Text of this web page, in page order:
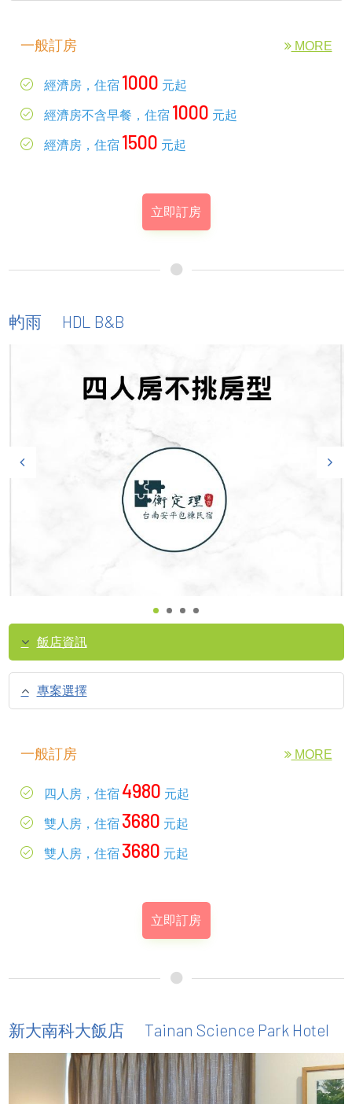
一般訂房 MORE
經濟房，住宿 1000 元起
經濟房不含早餐，住宿 1000 元起
經濟房，住宿 1500 元起
立即訂房
畃雨 HDL B&B
飯店資訊
專案選擇
一般訂房 MORE
四人房，住宿 4980 元起
雙人房，住宿 3680 元起
雙人房，住宿 3680 元起
立即訂房
新大南科大飯店 Tainan Science Park Hotel